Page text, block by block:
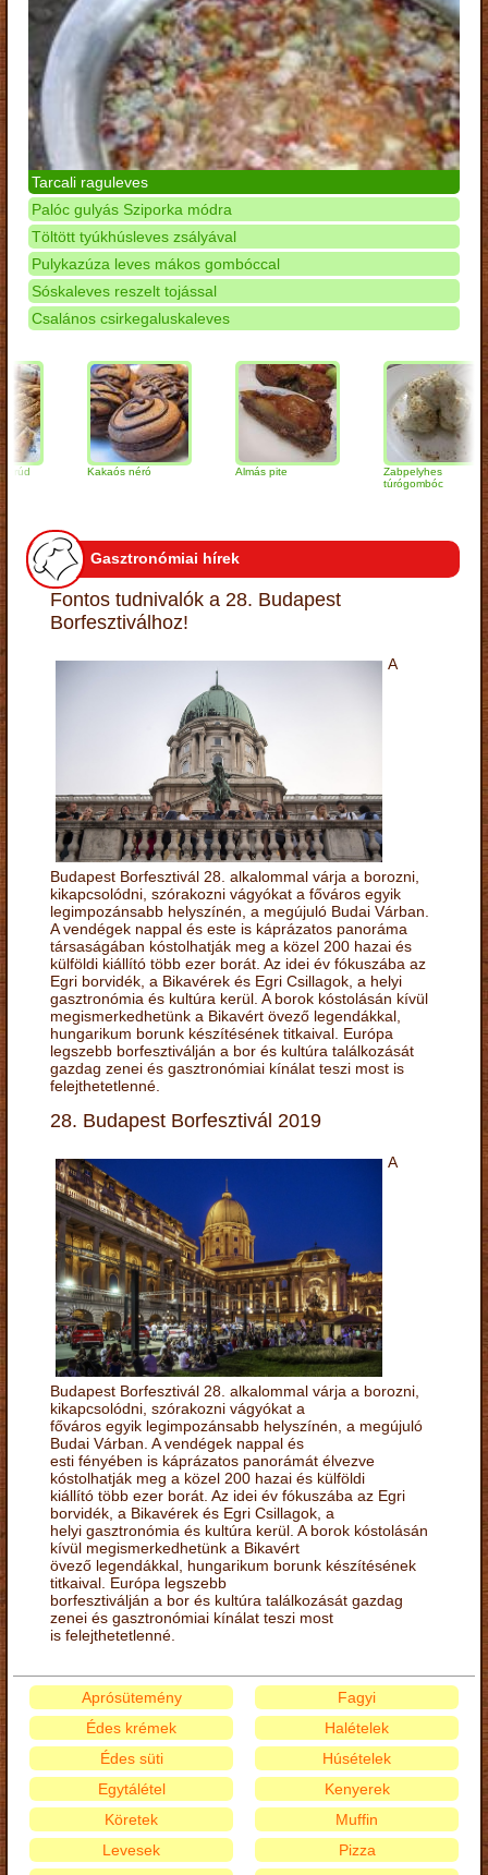
Tarcali raguleves
Palóc gulyás Sziporka módra
Töltött tyúkhúsleves zsályával
Pulykazúza leves mákos gombóccal
Sóskaleves reszelt tojással
Csalános csirkegaluskaleves
Kakaós néró Almás pite
Zabpelyhes
túrógombóc
Gasztronómiai hírek
Fontos tudnivalók a 28. Budapest
Borfesztiválhoz!
A
Budapest Borfesztivál 28. alkalommal várja a borozni,
kikapcsolódni, szórakozni vágyókat a főváros egyik
legimpozánsabb helyszínén, a megújuló Budai Várban.
A vendégek nappal és este is káprázatos panoráma
társaságában kóstolhatják meg a közel 200 hazai és
külföldi kiállító több ezer borát. Az idei év fókuszába az
Egri borvidék, a Bikavérek és Egri Csillagok, a helyi
gasztronómia és kultúra kerül. A borok kóstolásán kívül
megismerkedhetünk a Bikavért övező legendákkal,
hungarikum borunk készítésének titkaival. Európa
legszebb borfesztiválján a bor és kultúra találkozását
gazdag zenei és gasztronómiai kínálat teszi most is
felejthetetlenné.
28. Budapest Borfesztivál 2019
A
Budapest Borfesztivál 28. alkalommal várja a borozni,
kikapcsolódni, szórakozni vágyókat a
főváros egyik legimpozánsabb helyszínén, a megújuló
Budai Várban. A vendégek nappal és
esti fényében is káprázatos panorámát élvezve
kóstolhatják meg a közel 200 hazai és külföldi
kiállító több ezer borát. Az idei év fókuszába az Egri
borvidék, a Bikavérek és Egri Csillagok, a
helyi gasztronómia és kultúra kerül. A borok kóstolásán
kívül megismerkedhetünk a Bikavért
övező legendákkal, hungarikum borunk készítésének
titkaival. Európa legszebb
borfesztiválján a bor és kultúra találkozását gazdag
zenei és gasztronómiai kínálat teszi most
is felejthetetlenné.
Aprósütemény
Édes krémek
Édes süti
Egytálétel
Fagyi
Halételek
Húsételek
Kenyerek
Köretek
Levesek
Muffin
Pizza